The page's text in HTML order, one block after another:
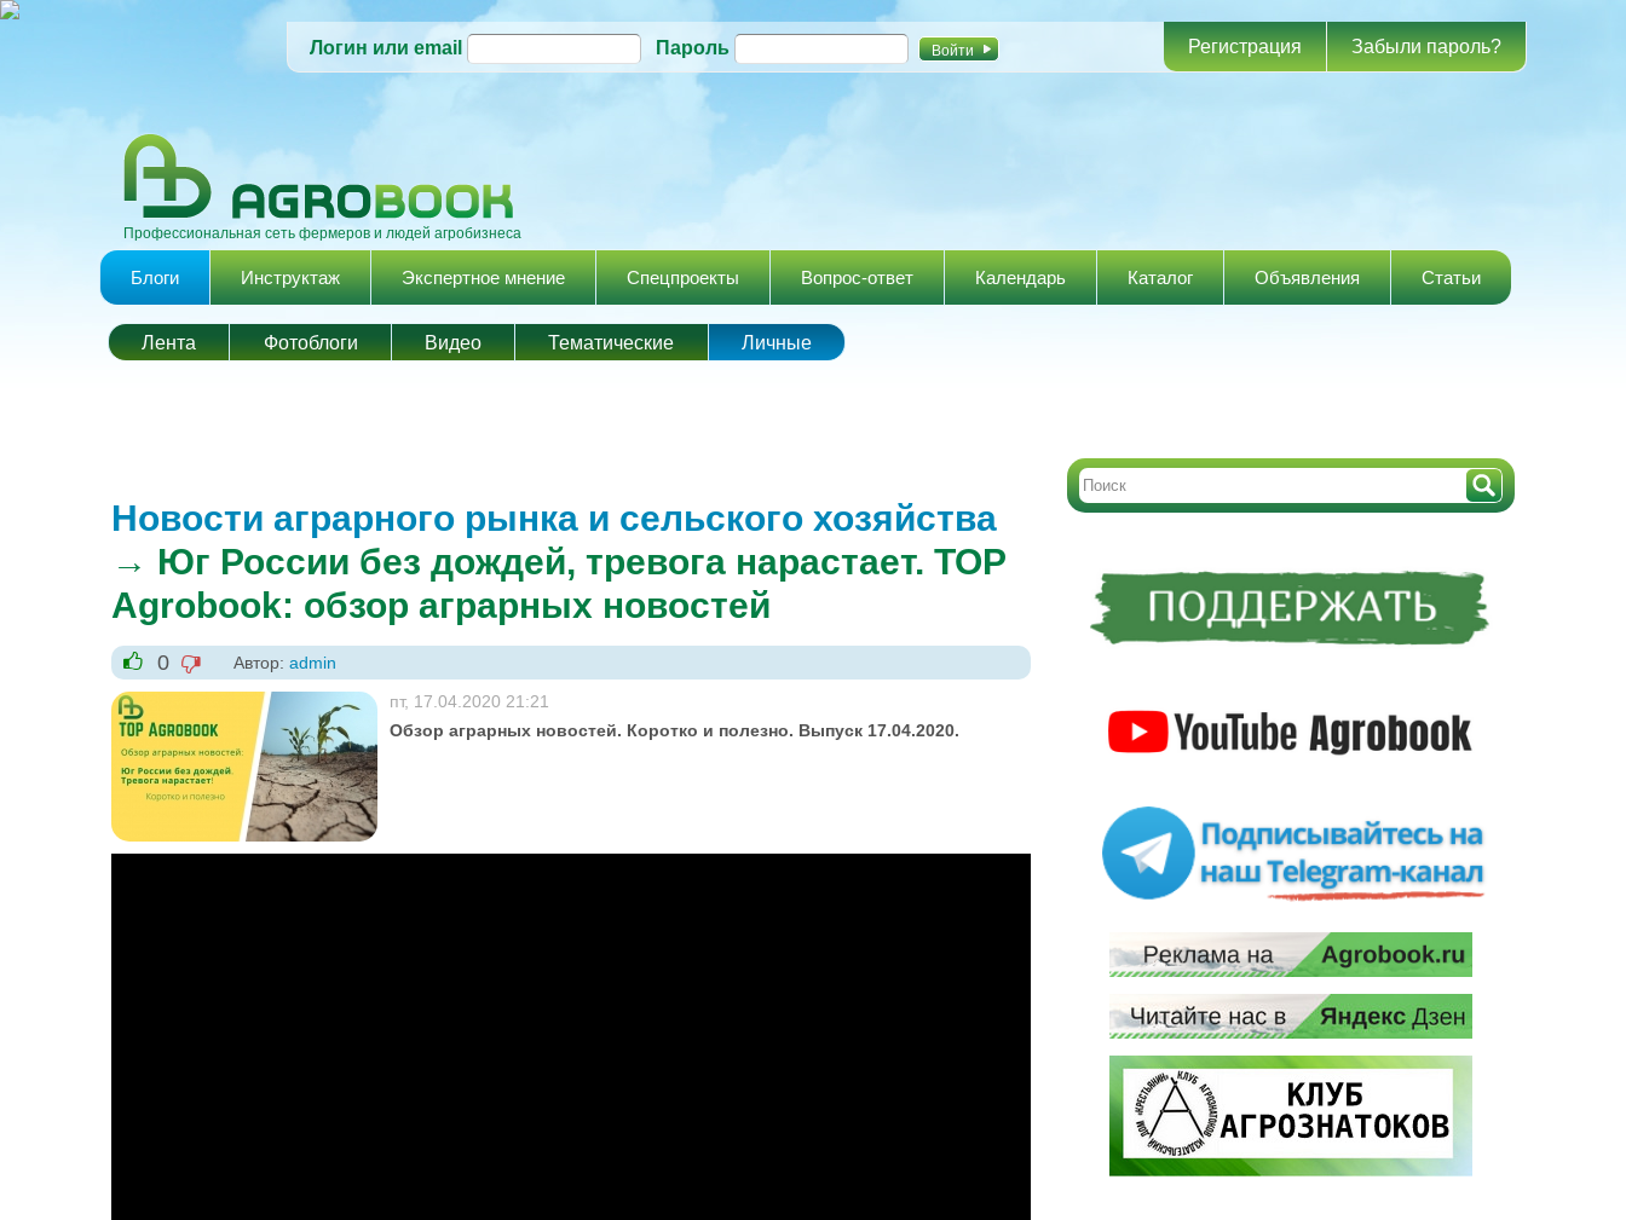
Перейти к
содержанию
Логин или email Пароль Регистрация Забыли пароль?
Профессиональная сеть фермеров и людей агробизнеса
Главное меню
Блоги Инструктаж Экспертное мнение Спецпроекты Вопрос-ответ Календарь Каталог Объявления Статьи
Лента Фотоблоги Видео Тематические Личные
Новости аграрного рынка и сельского хозяйства
→ Юг России без дождей, тревога нарастает. TOP
Agrobook: обзор аграрных новостей
+1
0
-1
Автор: admin
пт, 17.04.2020 21:21
Обзор аграрных новостей. Коротко и полезно. Выпуск 17.04.2020.
Юг России без дождей. Тревога нарастает. TOP Agrobook: обзор аграрных
новостей